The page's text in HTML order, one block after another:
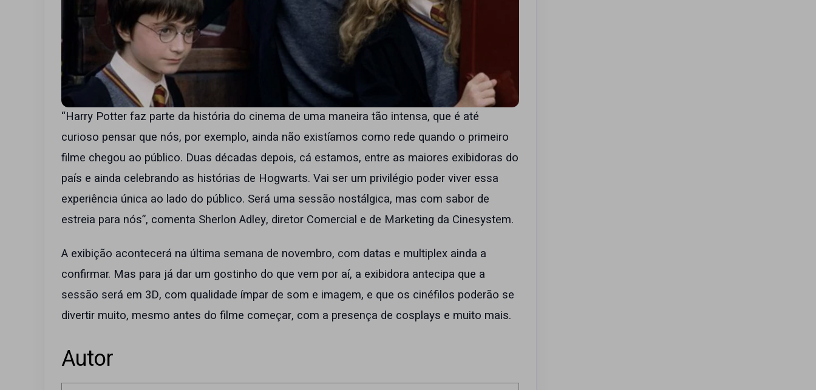
“Harry Potter faz parte da história do cinema de uma maneira tão intensa, que é até
curioso pensar que nós, por exemplo, ainda não existíamos como rede quando o primeiro
filme chegou ao público. Duas décadas depois, cá estamos, entre as maiores exibidoras do
país e ainda celebrando as histórias de Hogwarts. Vai ser um privilégio poder viver essa
experiência única ao lado do público. Será uma sessão nostálgica, mas com sabor de
estreia para nós”, comenta Sherlon Adley, diretor Comercial e de Marketing da Cinesystem.
A exibição acontecerá na última semana de novembro, com datas e multiplex ainda a
confirmar. Mas para já dar um gostinho do que vem por aí, a exibidora antecipa que a
sessão será em 3D, com qualidade ímpar de som e imagem, e que os cinéfilos poderão se
divertir muito, mesmo antes do filme começar, com a presença de cosplays e muito mais.
Autor